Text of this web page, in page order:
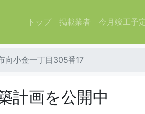
トップ 掲載業者 今月竣工予
向小金一丁目305番17
計画を公開中